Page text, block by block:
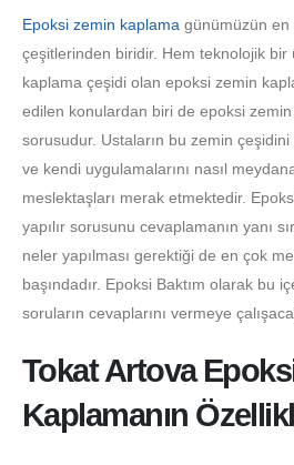
Epoksi zemin kaplama günümüzün
çeşitlerinden biridir. Hem teknolojik bir
kaplama çeşidi olan epoksi zemin
edilen konulardan biri de epoksi zemin
sorusudur. Ustaların bu zemin çeşidini
ve kendi uygulamalarını nasıl
meslektaşları merak etmektedir.
yapılır sorusunu cevaplamanın yanı
neler yapılması gerektiği de en çok
başındadır. Epoksi Baktım olarak bu
soruların cevaplarını vermeye
Tokat Artova
Kaplamanın